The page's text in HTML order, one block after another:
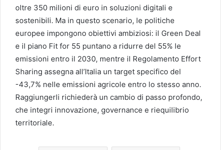
oltre 350 milioni di euro in soluzioni digitali e
sostenibili. Ma in questo scenario, le politiche
europee impongono obiettivi ambiziosi: il Green Deal
e il piano Fit for 55 puntano a ridurre del 55% le
emissioni entro il 2030, mentre il Regolamento Effort
Sharing assegna all’Italia un target specifico del
-43,7% nelle emissioni agricole entro lo stesso anno.
Raggiungerli richiederà un cambio di passo profondo,
che integri innovazione, governance e riequilibrio
territoriale.